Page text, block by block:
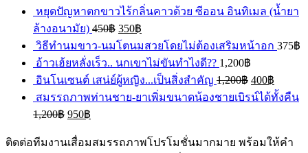
หยุดปัญหาตกขาวไร้กลิ่นคาวด้วย ซีออน อินทิเมล (น้ำยา
ล้างอนามัย) 450฿ 350฿
วิธีทำนมขาว-นมโตนมสวยโดยไม่ต้องเสริมหน้าอก 375฿
อ้าวเฮ้ยหลั่งเร็ว.. นกเขาไม่ขันทำไงดี?? 1,200฿
อินโนเซนต์ เสน่ย์ผู้หญิง...เป็นสิ่งสำคัญ 1,200฿ 400฿
สมรรถภาพท่านชาย-ยาเพิ่มขนาดน้องชายเบิรน์ได้ทั้งคืน
1,200฿ 950฿
ติดต่อทีมงานเสื่อมสมรรถภาพโปรโมชั่นมากมาย พร้อมให้คำ